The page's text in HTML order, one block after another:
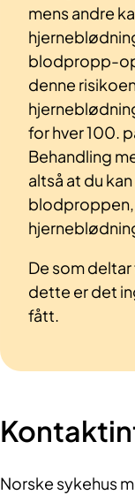
mens andre
blodpropp-
denne
for hver 100.
Behandling
altså at du
blodproppen,
De som
dette er det
fått.
Norske sykehus